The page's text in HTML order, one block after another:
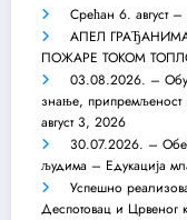
Срећан 6. август
АПЕЛ
ПОЖАРЕ ТОКОМ
03.08.2026. –
знање, припремљеност
август 3, 2026
30.07.2026. –
људима – Едукација
Успешно
Деспотовац и Црвеног